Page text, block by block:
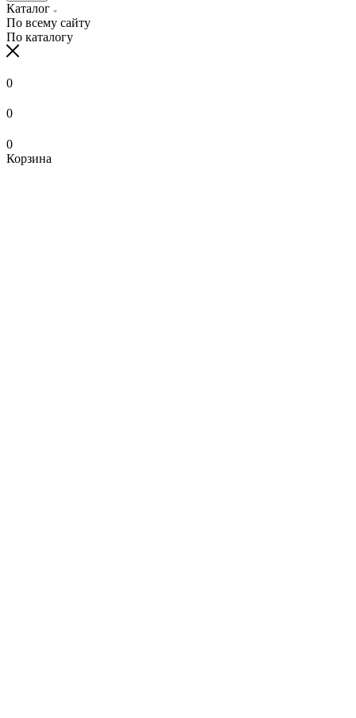
Каталог
По всему сайту
По каталогу
0
0
0
Корзина